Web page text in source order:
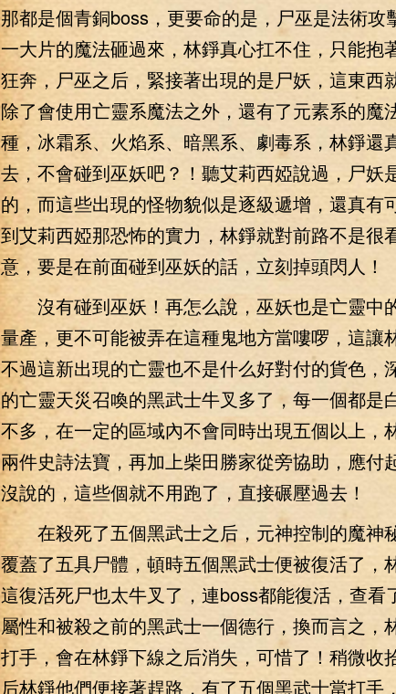
那都是個青銅boss，更要命的是，尸巫是法術攻
一大片的魔法砸過來，林錚真心扛不住，只能抱
狂奔，尸巫之后，緊接著出現的是尸妖，這東西
除了會使用亡靈系魔法之外，還有了元素系的魔
種，冰霜系、火焰系、暗黑系、劇毒系，林錚還
去，不會碰到巫妖吧？！聽艾莉西婭說過，尸妖
的，而這些出現的怪物貌似是逐級遞增，還真有
到艾莉西婭那恐怖的實力，林錚就對前路不是很
意，要是在前面碰到巫妖的話，立刻掉頭閃人！
沒有碰到巫妖！再怎么說，巫妖也是亡靈中
量產，更不可能被弄在這種鬼地方當嘍啰，這讓
不過這新出現的亡靈也不是什么好對付的貨色，
的亡靈天災召喚的黑武士牛叉多了，每一個都是
不多，在一定的區域內不會同時出現五個以上，
兩件史詩法寶，再加上柴田勝家從旁協助，應付
沒說的，這些個就不用跑了，直接碾壓過去！
在殺死了五個黑武士之后，元神控制的魔神
覆蓋了五具尸體，頓時五個黑武士便被復活了，
這復活死尸也太牛叉了，連boss都能復活，查看
屬性和被殺之前的黑武士一個德行，換而言之，
打手，會在林錚下線之后消失，可惜了！稍微收
后林錚他們便接著趕路，有了五個黑武士當打手